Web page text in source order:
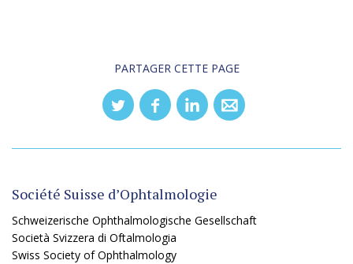
PARTAGER CETTE PAGE
Société Suisse d’Ophtalmologie
Schweizerische Ophthalmologische Gesellschaft
Società Svizzera di Oftalmologia
Swiss Society of Ophthalmology